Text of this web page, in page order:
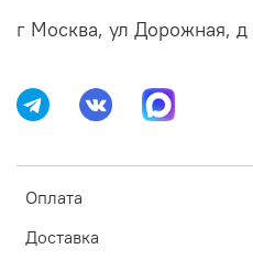
Оплата
Доставка
г Москва, ул Дорожная, д